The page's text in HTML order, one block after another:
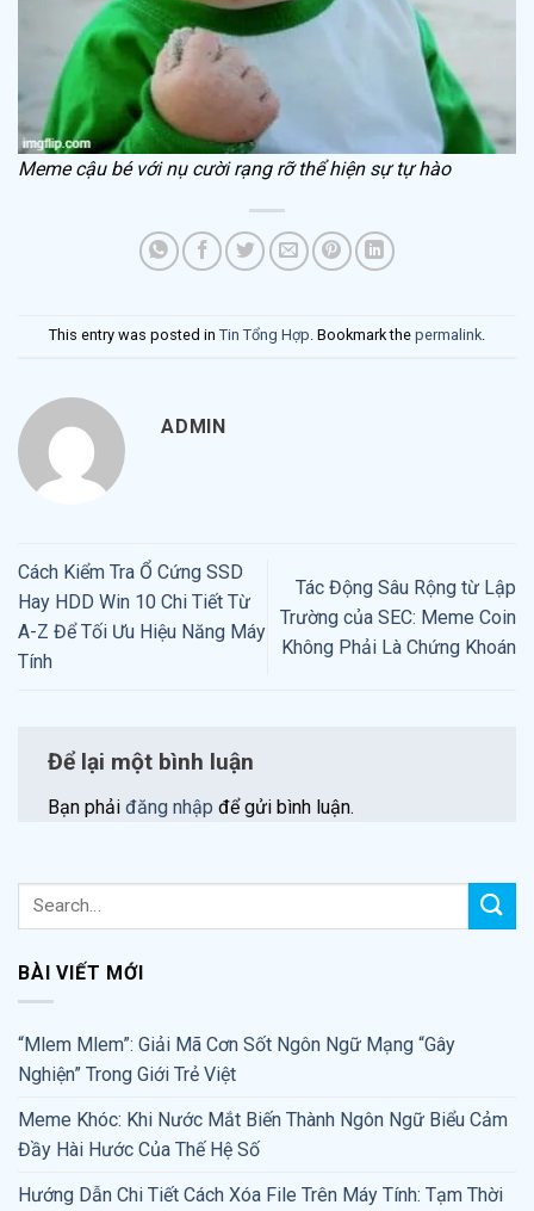
Meme cậu bé với nụ cười rạng rỡ thể hiện sự tự hào
This entry was posted in Tin Tổng Hợp. Bookmark the permalink.
ADMIN
Cách Kiểm Tra Ổ Cứng SSD
Hay HDD Win 10 Chi Tiết Từ
A-Z Để Tối Ưu Hiệu Năng Máy
Tính
Tác Động Sâu Rộng từ Lập
Trường của SEC: Meme Coin
Không Phải Là Chứng Khoán
Để lại một bình luận
Bạn phải đăng nhập để gửi bình luận.
BÀI VIẾT MỚI
“Mlem Mlem”: Giải Mã Cơn Sốt Ngôn Ngữ Mạng “Gây
Nghiện” Trong Giới Trẻ Việt
Meme Khóc: Khi Nước Mắt Biến Thành Ngôn Ngữ Biểu Cảm
Đầy Hài Hước Của Thế Hệ Số
Hướng Dẫn Chi Tiết Cách Xóa File Trên Máy Tính: Tạm Thời